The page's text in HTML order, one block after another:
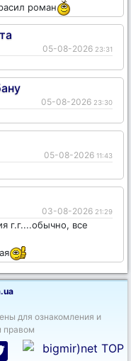
роман
05-08-2026 23:31
05-08-2026 23:30
05-08-2026 11:43
03-08-2026 21:29
г.г....обычно, все
для ознакомления и
правом